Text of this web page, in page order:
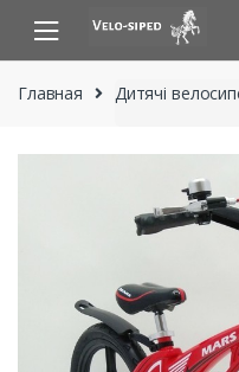
navigation
content
Главная Дитячі